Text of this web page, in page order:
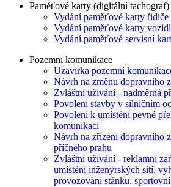
Paměťové karty (digitální tachograf)
Vydání paměťové karty
Vydání paměťové karty
Vydání paměťové servisní
Pozemní komunikace
Uzavírka pozemní
Návrh na změnu dopravního
Zvláštní užívání - nadměrná
Povolení stavby v silničním
Povolení k umístění pevné
komunikaci
Návrh na zřízení dopravního
příčného prahu
Zvláštní užívání - reklamní
umístění inženýrských sítí,
provozování stánků,